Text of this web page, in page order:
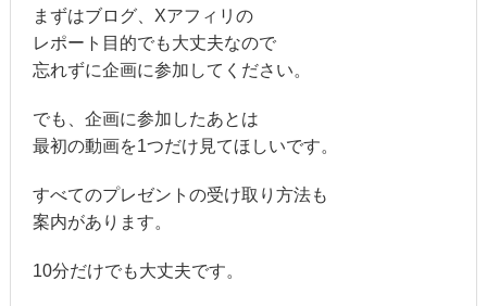
まずはブログ、Xアフィリの
レポート目的でも大丈夫なので
忘れずに企画に参加してください。
でも、企画に参加したあとは
最初の動画を1つだけ見てほしいです。
すべてのプレゼントの受け取り方法も
案内があります。
10分だけでも大丈夫です。